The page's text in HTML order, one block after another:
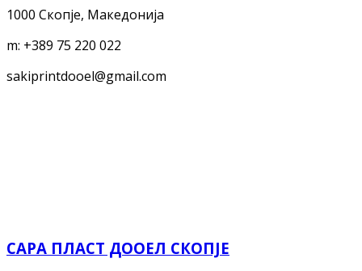
1000 Скопје, Македонија
m: +389 75 220 022
sakiprintdooel@gmail.com
САРА ПЛАСТ ДООЕЛ СКОПЈЕ